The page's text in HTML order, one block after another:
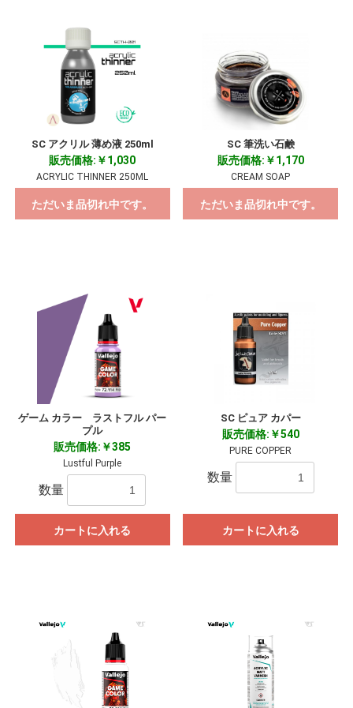
SC アクリル 薄め液 250ml
販売価格:￥1,030
ACRYLIC THINNER 250ML
ただいま品切れ中です。
SC 筆洗い石鹸
販売価格:￥1,170
CREAM SOAP
ただいま品切れ中です。
ゲーム カラー ラストフル パー
プル
販売価格:￥385
Lustful Purple
数量
カートに入れる
SC ピュア カパー
販売価格:￥540
PURE COPPER
数量
カートに入れる